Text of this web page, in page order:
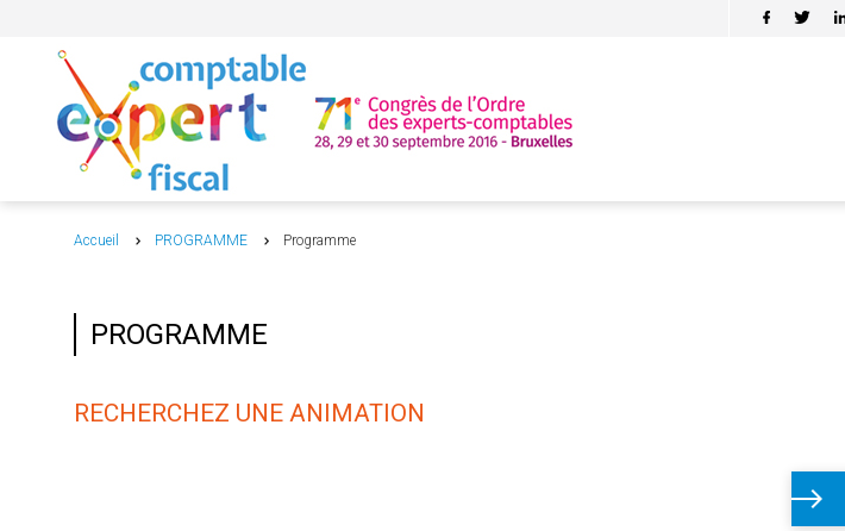
Accueil PROGRAMME Programme
PROGRAMME
RECHERCHEZ UNE ANIMATION